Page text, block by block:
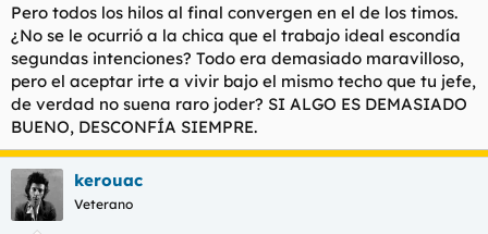
Pero todos los hilos al final convergen en el de los timos.
¿No se le ocurrió a la chica que el trabajo ideal escondía
segundas intenciones? Todo era demasiado maravilloso,
pero el aceptar irte a vivir bajo el mismo techo que tu jefe,
de verdad no suena raro joder? SI ALGO ES DEMASIADO
BUENO, DESCONFÍA SIEMPRE.
kerouac
Veterano